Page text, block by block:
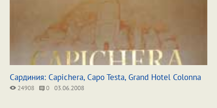
Сардиния: Capichera, Capo Testa, Grand Hotel Colonna
24908 0 03.06.2008